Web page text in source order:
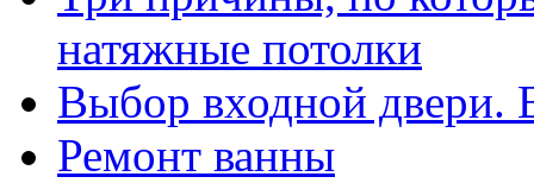
натяжные потолки
Выбор входной двери.
Ремонт ванны